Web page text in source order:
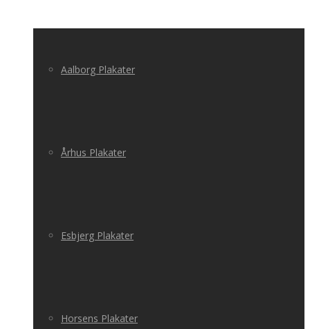
Aalborg Plakater
Århus Plakater
Esbjerg Plakater
Horsens Plakater